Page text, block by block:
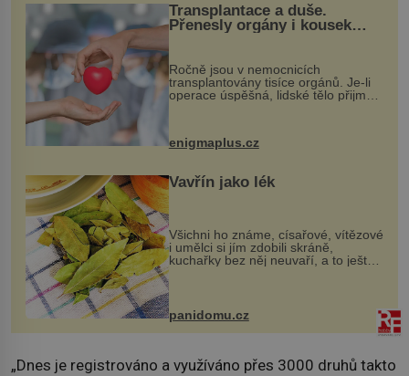
Transplantace a duše.
Přenesly orgány i kousek
Ročně jsou v nemocnicích
transplantovány tisíce orgánů. Je-li
operace úspěšná, lidské tělo přijme
enigmaplus.cz
Vavřín jako lék
Všichni ho známe, císařové, vítězové
i umělci si jím zdobili skráně,
kuchařky bez něj neuvaří, a to ještě
nevíte, že bobkový list může výrazně
zmírnit některé naše neduhy.
Obsahuje v malém množství ně...
panidomu.cz
„Dnes je registrováno a využíváno přes 3000 druhů takto